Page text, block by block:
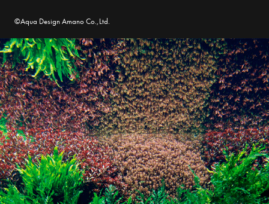
©Aqua Design Amano Co.,Ltd.